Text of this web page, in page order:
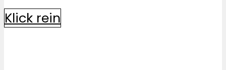
Klick rein